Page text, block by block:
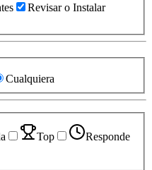
Revisar o Instalar
Cualquiera
Top
Responde